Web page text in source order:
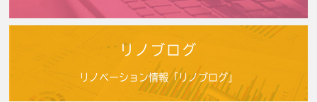
リノブログ
リノベーション情報「リノブログ」